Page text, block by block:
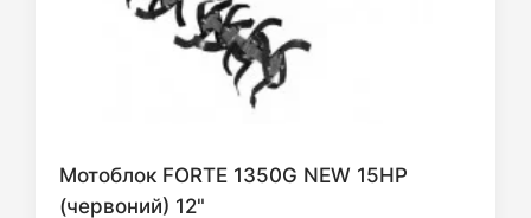
Мотоблок FORTE 1350G NEW 15HP
(червоний) 12"